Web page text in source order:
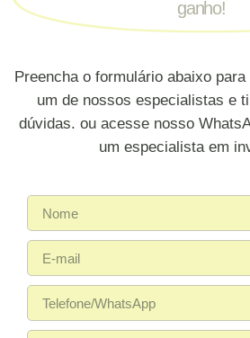
ganho!
Preencha o formulário abaixo
um de nossos especialistas e
dúvidas. ou acesse nosso
um especialista em